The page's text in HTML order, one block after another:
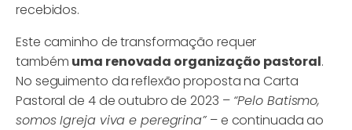
recebidos.
Este caminho de transformação requer
também uma renovada organização pastoral.
No seguimento da reflexão proposta na Carta
Pastoral de 4 de outubro de 2023 – “Pelo Batismo,
somos Igreja viva e peregrina”– e continuada ao